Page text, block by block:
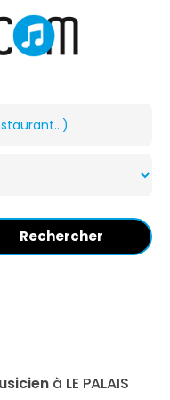
Rechercher
à LE PALAIS